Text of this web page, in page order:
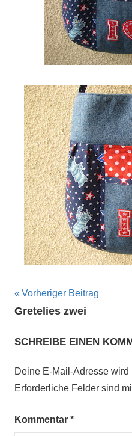
Vorheriger Beitrag
Gretelies zwei
SCHREIBE EINEN
Deine E-Mail-Adresse wird
Erforderliche Felder sind
Kommentar *